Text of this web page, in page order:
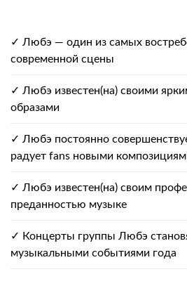
✓ Любэ — один из самых
современной сцены
✓ Любэ известен(на) своими
образами
✓ Любэ постоянно
радует fans новыми
✓ Любэ известен(на) своим
преданностью музыке
✓ Концерты группы Любэ
музыкальными событиями года